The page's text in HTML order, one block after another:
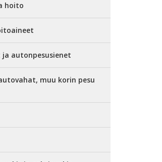
hoito
autonpesusienet
muu korin pesu